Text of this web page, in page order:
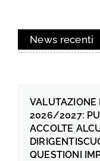
News recenti
VALUTAZIONE
2026/2027:
ACCOLTE
QUESTIONI